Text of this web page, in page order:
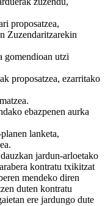
proposatzea,
Zuzendaritzarekin
gomendioan utzi
proposatzea, ezarritako
ebazpenen aurka
lanketa,
jardun-arloetako
kontratu txikitzat
mendeko diren
duten kontratu
ere jardungo dute